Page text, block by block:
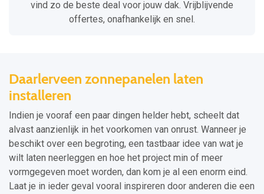
vind zo de beste deal voor jouw dak. Vrijblijvende
offertes, onafhankelijk en snel.
Daarlerveen zonnepanelen laten
installeren
Indien je vooraf een paar dingen helder hebt, scheelt dat
alvast aanzienlijk in het voorkomen van onrust. Wanneer je
beschikt over een begroting, een tastbaar idee van wat je
wilt laten neerleggen en hoe het project min of meer
vormgegeven moet worden, dan kom je al een enorm eind.
Laat je in ieder geval vooral inspireren door anderen die een